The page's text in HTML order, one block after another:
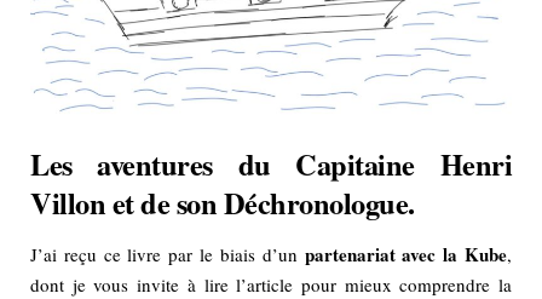
Les aventures du Capitaine Henri
Villon et de son Déchronologue.
J’ai reçu ce livre par le biais d’un partenariat avec la Kube,
dont je vous invite à lire l’article pour mieux comprendre la